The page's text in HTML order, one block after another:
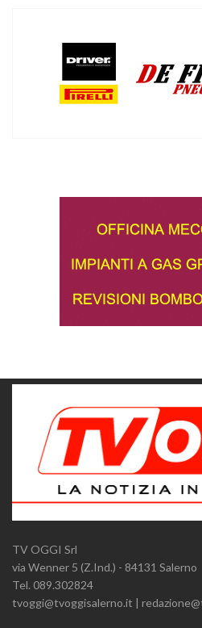
TV OGGI Srl
via Wenner 5 (Z.Ind.) - 84131 Salerno
Tel. 089.302824
tvoggi@tvoggisalerno.it |